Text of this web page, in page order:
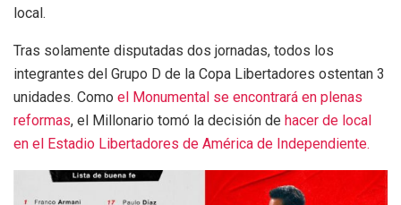
local.
Tras solamente disputadas dos jornadas, todos los
integrantes del Grupo D de la Copa Libertadores ostentan 3
unidades. Como el Monumental se encontrará en plenas
reformas, el Millonario tomó la decisión de hacer de local
en el Estadio Libertadores de América de Independiente.